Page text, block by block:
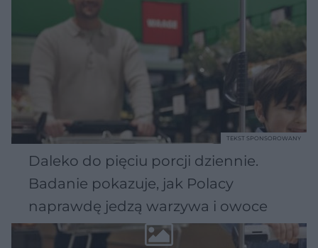
Daleko do pięciu porcji dziennie.
Badanie pokazuje, jak Polacy
naprawdę jedzą warzywa i owoce
TEKST SPONSOROWANY